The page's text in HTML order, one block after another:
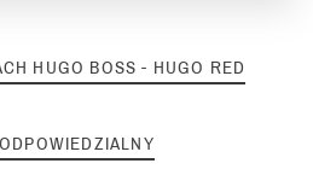
HUGO BOSS - HUGO RED